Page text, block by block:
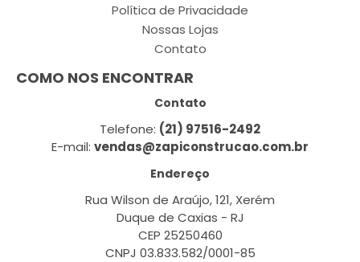
Política de Privacidade
Nossas Lojas
Contato
COMO NOS ENCONTRAR
Contato
Telefone: (21) 97516-2492
E-mail: vendas@zapiconstrucao.com.br
Endereço
Rua Wilson de Araújo, 121, Xerém
Duque de Caxias - RJ
CEP 25250460
CNPJ 03.833.582/0001-85